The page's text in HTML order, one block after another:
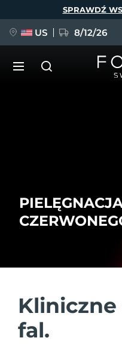
Kliniczne
fal.
SPRAWDŹ
US 8/12/26
FAQ™ Pure Beauty-
issa™ Teeth
FAQ™ Dual LED Panel
Polski
Türkçe
简体
Kraj dostawy
Stany Zjednoczone